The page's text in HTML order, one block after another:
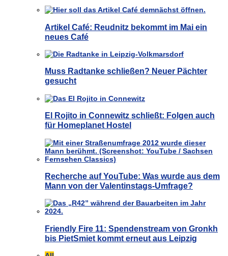
Artikel Café: Reudnitz bekommt im Mai ein
neues Café
Muss Radtanke schließen? Neuer Pächter
gesucht
El Rojito in Connewitz schließt: Folgen auch
für Homeplanet Hostel
Recherche auf YouTube: Was wurde aus dem
Mann von der Valentinstags-Umfrage?
Friendly Fire 11: Spendenstream von Gronkh
bis PietSmiet kommt erneut aus Leipzig